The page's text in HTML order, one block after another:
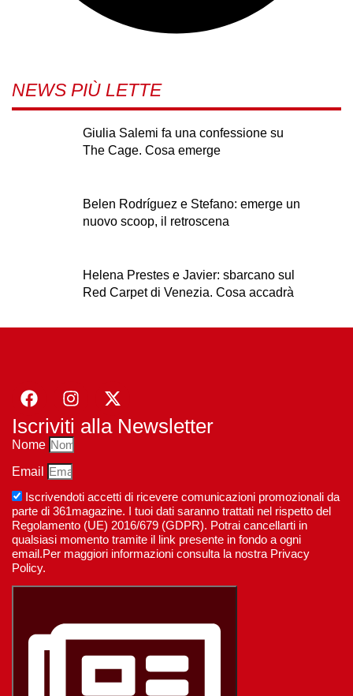
NEWS PIÙ LETTE
Giulia Salemi fa una confessione su
The Cage. Cosa emerge
Belen Rodríguez e Stefano: emerge un
nuovo scoop, il retroscena
Helena Prestes e Javier: sbarcano sul
Red Carpet di Venezia. Cosa accadrà
Iscriviti alla Newsletter
Nome
Email
Iscrivendoti accetti di ricevere comunicazioni promozionali da
parte di 361magazine. I tuoi dati saranno trattati nel rispetto del
Regolamento (UE) 2016/679 (GDPR). Potrai cancellarti in
qualsiasi momento tramite il link presente in fondo a ogni
email.Per maggiori informazioni consulta la nostra Privacy
Policy.